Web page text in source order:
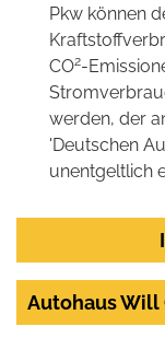
Pkw können
CO2-
werden, der
'Deutschen
unentgeltlich
Autohaus Will